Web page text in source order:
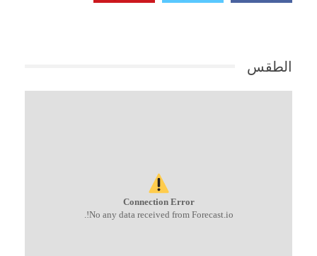
الطقس
Connection Error
No any data received from Forecast.io!.